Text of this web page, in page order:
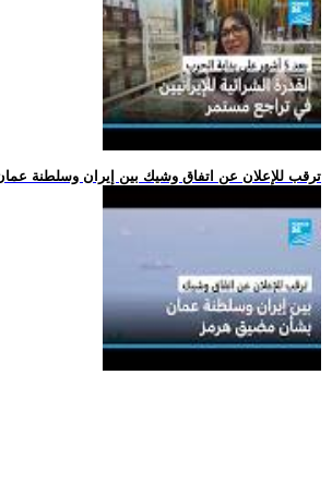
.. ترقب للإعلان عن اتفاق وشيك بين إيران وسلطنة